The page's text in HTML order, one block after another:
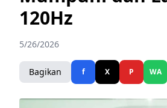
120Hz
5/26/2026
Bagikan f X P WA